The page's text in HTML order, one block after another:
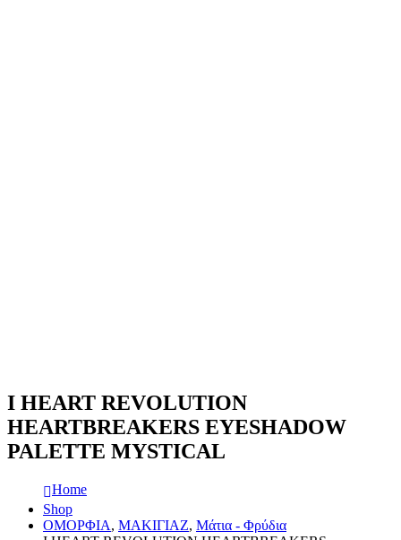
I HEART REVOLUTION
HEARTBREAKERS EYESHADOW
PALETTE MYSTICAL
Home
Shop
ΟΜΟΡΦΙΑ, ΜΑΚΙΓΙΑΖ, Μάτια - Φρύδια